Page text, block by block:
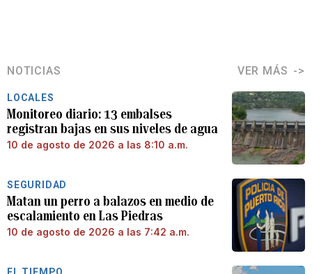
NOTICIAS VER MÁS
LOCALES
Monitoreo diario: 13 embalses
registran bajas en sus niveles de agua
10 de agosto de 2026 a las 8:10 a.m.
SEGURIDAD
Matan un perro a balazos en medio de
escalamiento en Las Piedras
10 de agosto de 2026 a las 7:42 a.m.